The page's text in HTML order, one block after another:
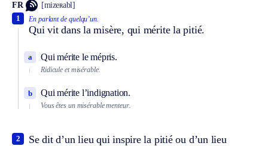
FR [mizeʀabl]
En parlant de quelqu’un.
Qui vit dans la misère, qui mérite la pitié.
1
Qui mérite le mépris.
a
Ridicule et misérable.
Qui mérite l’indignation.
b
Vous êtes un misérable menteur.
Se dit d’un lieu qui inspire la pitié ou d’un lieu
2